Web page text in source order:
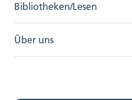
Bibliotheken/Lesen
Über uns